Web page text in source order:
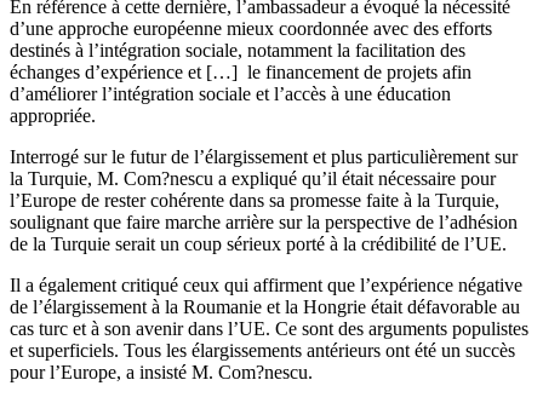
En référence à cette dernière, l’ambassadeur a évoqué la nécessité
d’une approche européenne mieux coordonnée avec des efforts
destinés à l’intégration sociale, notamment la facilitation des
échanges d’expérience et […] le financement de projets afin
d’améliorer l’intégration sociale et l’accès à une éducation
appropriée.
Interrogé sur le futur de l’élargissement et plus particulièrement sur
la Turquie, M. Com?nescu a expliqué qu’il était nécessaire pour
l’Europe de rester cohérente dans sa promesse faite à la Turquie,
soulignant que faire marche arrière sur la perspective de l’adhésion
de la Turquie serait un coup sérieux porté à la crédibilité de l’UE.
Il a également critiqué ceux qui affirment que l’expérience négative
de l’élargissement à la Roumanie et la Hongrie était défavorable au
cas turc et à son avenir dans l’UE. Ce sont des arguments populistes
et superficiels. Tous les élargissements antérieurs ont été un succès
pour l’Europe, a insisté M. Com?nescu.